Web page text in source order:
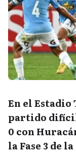
En el Estadio
partido
0 con
la Fase 3 de